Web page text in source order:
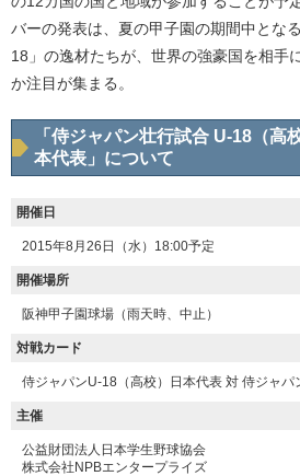
バーの発表は、夏の甲子園の期間中とな
18」の逸材たちが、世界の強豪国を相手
か注目が集まる。
「侍ジャパン壮行試合 U-18（高
本代表」について
開催日
2015年8月26日（水）18:00予定
開催場所
阪神甲子園球場（雨天時、中止）
対戦カード
侍ジャパンU-18（高校）日本代表 対 侍ジャパ
主催
公益財団法人日本学生野球協会
株式会社NPBエンタープライズ